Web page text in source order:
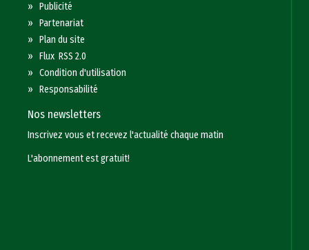
»Publicité
»Partenariat
»Plan du site
»Flux RSS 2.0
»Condition d'utilisation
»Responsabilité
Nos newsletters
Inscrivez vous et recevez l'actualité chaque matin
L'abonnement est gratuit!